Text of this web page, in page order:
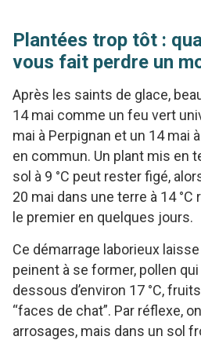
Plantées trop tôt :
vous fait perdre un
Après les saints de glace,
14 mai comme un feu vert
mai à Perpignan et un 14 mai
en commun. Un plant mis en
sol à 9 °C peut rester figé,
20 mai dans une terre à 14
le premier en quelques jours.
Ce démarrage laborieux
peinent à se former, pollen
dessous d’environ 17 °C,
“faces de chat”. Par réflexe,
arrosages, mais dans un sol